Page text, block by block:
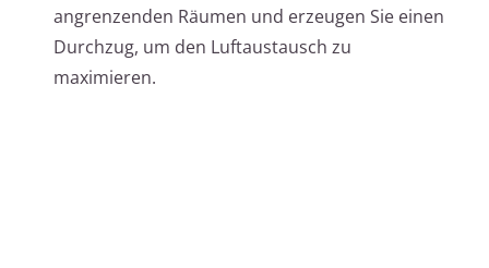
angrenzenden Räumen und erzeugen Sie einen
Durchzug, um den Luftaustausch zu
maximieren.